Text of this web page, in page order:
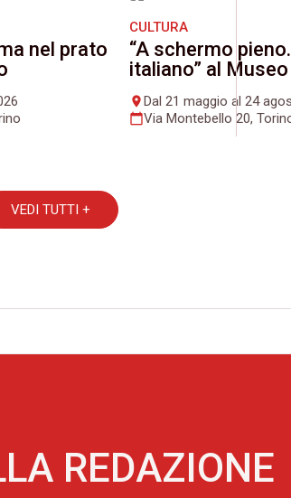
nel prato
CULTURA
“A schermo
italiano” al
placeDal 21 maggio al 24
calendar_todayVia Montebello 20,
VEDI TUTTI +
REDAZIONE